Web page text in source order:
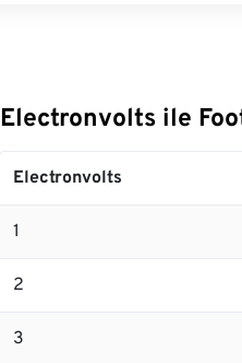
Electronvolts ile
Electronvolts
1
2
3